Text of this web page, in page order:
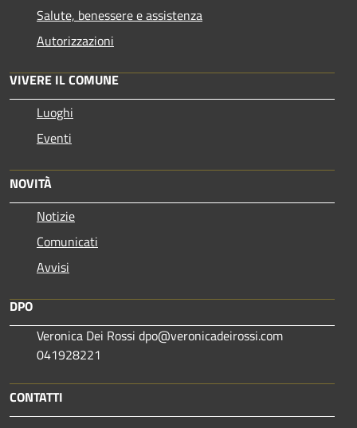
Salute, benessere e assistenza
Autorizzazioni
VIVERE IL COMUNE
Luoghi
Eventi
NOVITÀ
Notizie
Comunicati
Avvisi
DPO
Veronica Dei Rossi dpo@veronicadeirossi.com
041928221
CONTATTI